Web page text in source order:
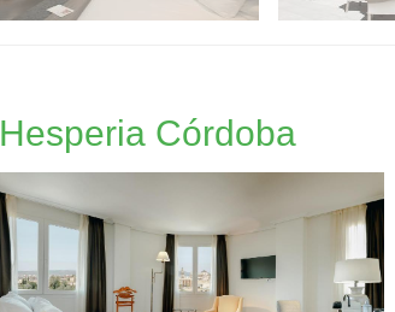
Hesperia Córdoba